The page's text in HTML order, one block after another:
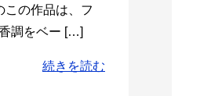
この作品は、フ
調をベー […]
続きを読む